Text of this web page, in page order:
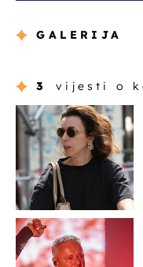
GALERIJA
3 vijesti o